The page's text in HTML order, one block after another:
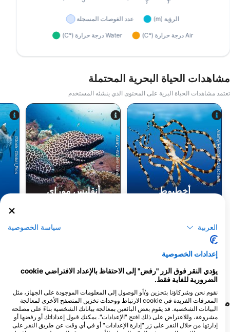
مشاهدات الحياة البحرية المحتملة
تعتمد مشاهدات الحياة البرية على المحتوى الذي ينشئه المستخدم
Alamy/Reinhard Dirscherl
أخطبوط
M
J
D
Alamy-WaterFrame
أنقليس موراي
F
M
A
M
J
S
D
iStock-Global_Pics
مراكز الغوص التي تلبي موقع الغوص هذا
العربية سياسة الخصوصية
إعدادات الخصوصية
يؤدي النقر فوق الزر "رفض" إلى الاحتفاظ بالإعداد الافتراضي cookie
الضرورية للغاية فقط.
نقوم نحن وشركاؤنا بتخزين و/أو الوصول إلى المعلومات الموجودة على الجهاز، مثل
المعرفات الفريدة في cookie الارتباط ووحدات تخزين المتصفح الأخرى لمعالجة
البيانات الشخصية. قد يقوم بعض البائعين بمعالجة بياناتك الشخصية بناءً على مصلحة
مشروعة، وللاعتراض على ذلك افتح "الإعدادات". يمكنك قبول إعداداتك أو رفضها أو
إدارتها من خلال النقر على زر "إدارة الإعدادات" أو في أي وقت عن طريق النقر على